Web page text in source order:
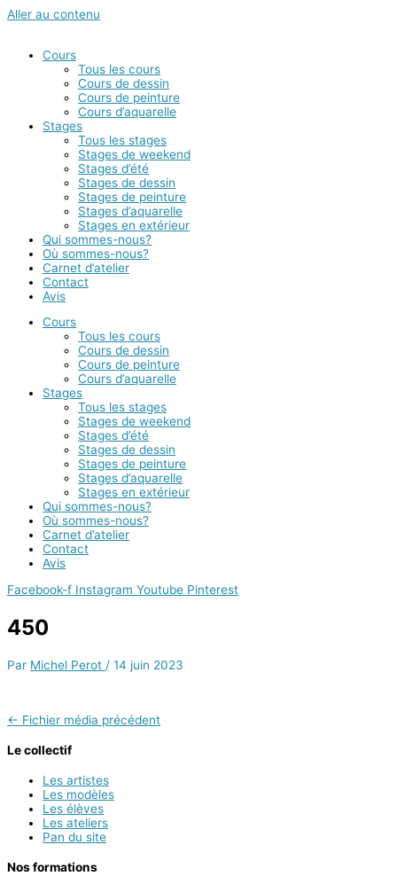
Aller au contenu
Cours
Tous les cours
Cours de dessin
Cours de peinture
Cours d’aquarelle
Stages
Tous les stages
Stages de weekend
Stages d’été
Stages de dessin
Stages de peinture
Stages d’aquarelle
Stages en extérieur
Qui sommes-nous?
Où sommes-nous?
Carnet d’atelier
Contact
Avis
Cours
Tous les cours
Cours de dessin
Cours de peinture
Cours d’aquarelle
Stages
Tous les stages
Stages de weekend
Stages d’été
Stages de dessin
Stages de peinture
Stages d’aquarelle
Stages en extérieur
Qui sommes-nous?
Où sommes-nous?
Carnet d’atelier
Contact
Avis
Facebook-f Instagram Youtube Pinterest
450
Par Michel Perot / 14 juin 2023
← Fichier média précédent
Le collectif
Les artistes
Les modèles
Les élèves
Les ateliers
Pan du site
Nos formations